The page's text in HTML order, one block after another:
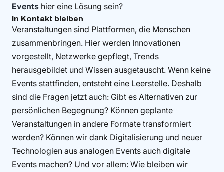
Events hier eine Lösung sein?
In Kontakt bleiben
Veranstaltungen sind Plattformen, die Menschen
zusammenbringen. Hier werden Innovationen
vorgestellt, Netzwerke gepflegt, Trends
herausgebildet und Wissen ausgetauscht. Wenn keine
Events stattfinden, entsteht eine Leerstelle. Deshalb
sind die Fragen jetzt auch: Gibt es Alternativen zur
persönlichen Begegnung? Können geplante
Veranstaltungen in andere Formate transformiert
werden? Können wir dank Digitalisierung und neuer
Technologien aus analogen Events auch digitale
Events machen? Und vor allem: Wie bleiben wir